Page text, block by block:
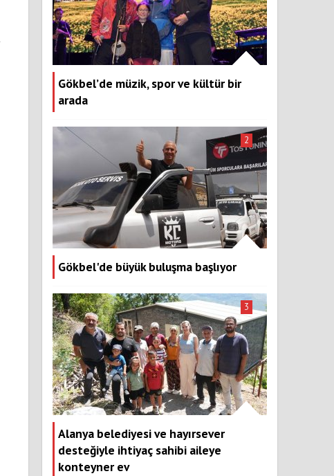
Gökbel’de müzik, spor ve kültür bir
arada
Gökbel'de büyük buluşma başlıyor
2
Alanya belediyesi ve hayırsever
desteğiyle ihtiyaç sahibi aileye
konteyner ev
3